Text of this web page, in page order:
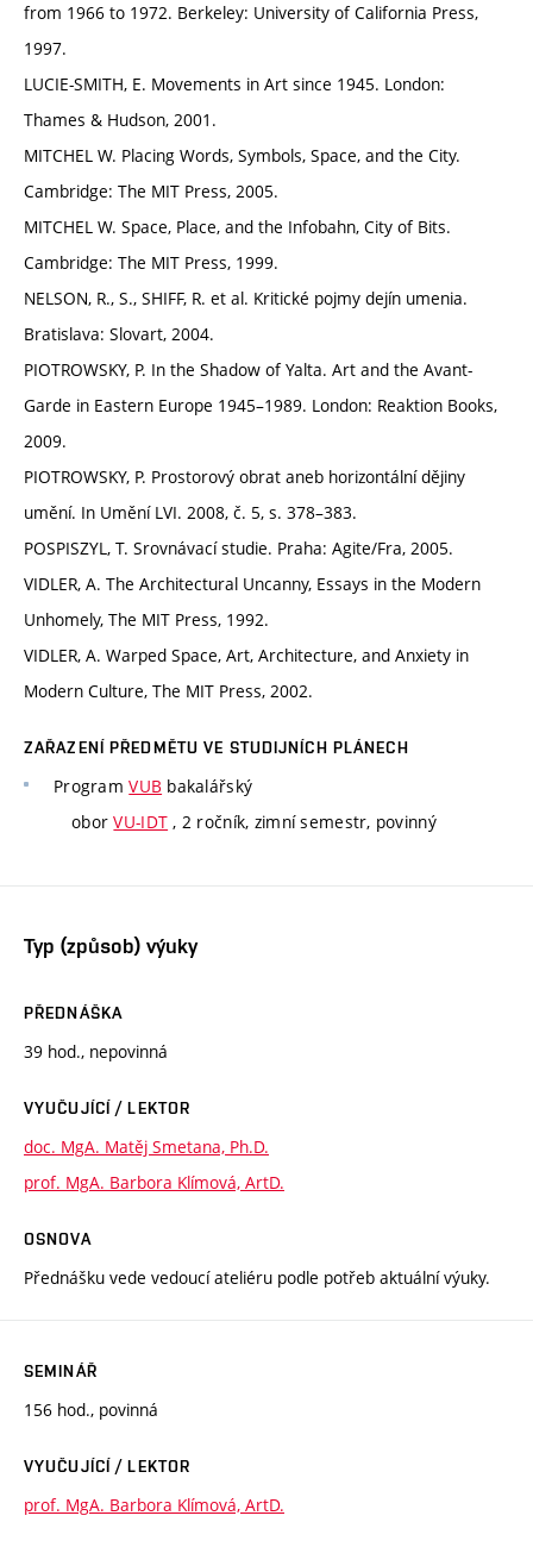
from 1966 to 1972. Berkeley: University of California Press,
1997.
LUCIE-SMITH, E. Movements in Art since 1945. London:
Thames & Hudson, 2001.
MITCHEL W. Placing Words, Symbols, Space, and the City.
Cambridge: The MIT Press, 2005.
MITCHEL W. Space, Place, and the Infobahn, City of Bits.
Cambridge: The MIT Press, 1999.
NELSON, R., S., SHIFF, R. et al. Kritické pojmy dejín umenia.
Bratislava: Slovart, 2004.
PIOTROWSKY, P. In the Shadow of Yalta. Art and the Avant-
Garde in Eastern Europe 1945–1989. London: Reaktion Books,
2009.
PIOTROWSKY, P. Prostorový obrat aneb horizontální dějiny
umění. In Umění LVI. 2008, č. 5, s. 378–383.
POSPISZYL, T. Srovnávací studie. Praha: Agite/Fra, 2005.
VIDLER, A. The Architectural Uncanny, Essays in the Modern
Unhomely, The MIT Press, 1992.
VIDLER, A. Warped Space, Art, Architecture, and Anxiety in
Modern Culture, The MIT Press, 2002.
ZAŘAZENÍ PŘEDMĚTU VE STUDIJNÍCH PLÁNECH
ProgramVUB bakalářský
oborVU-IDT , 2 ročník, zimní semestr, povinný
Typ (způsob) výuky
PŘEDNÁŠKA
39 hod., nepovinná
VYUČUJÍCÍ / LEKTOR
doc. MgA. Matěj Smetana, Ph.D.
prof. MgA. Barbora Klímová, ArtD.
OSNOVA
Přednášku vede vedoucí ateliéru podle potřeb aktuální výuky.
SEMINÁŘ
156 hod., povinná
VYUČUJÍCÍ / LEKTOR
prof. MgA. Barbora Klímová, ArtD.